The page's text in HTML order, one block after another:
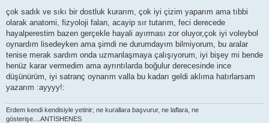
s
çok sadık ve sıkı bir dostluk kurarım, çok iyi çizim yaparım ama tıbbi
olarak anatomi, fizyoloji falan, acayip sır tutarım, feci derecede
hayalperestim bazen gerçekle hayali ayırması zor oluyor,çok iyi voleybol
oynardım lisedeyken ama şimdi ne durumdayım bilmiyorum, bu aralar
tenise merak sardım onda uzmanlaşmaya çalışıyorum, iyi bişey mi bende
henüz karar vermedim ama ayrıntılarda boğulur derecesinde ince
düşünürüm, iyi satranç oynarım valla bu kadarı geldi aklıma hatırlarsam
yazarım :ayyyy!:
Erdem kendi kendisiyle yetinir; ne kurallara başvurur, ne laflara, ne
gösterişe....ANTİSHENES